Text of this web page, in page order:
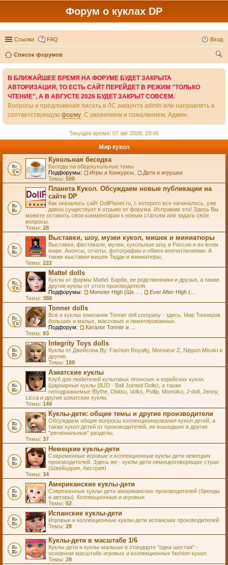
Форум о куклах DP
Ссылки FAQ Вход
Список форумов
В БЛИЖАЙШЕЕ ВРЕМЯ НА ФОРУМЕ БУДЕТ ЗАКРЫТА
АВТОРИЗАЦИЯ, ТО ЕСТЬ САЙТ ПЕРЕЙДЕТ В РЕЖИМ "ТОЛЬКО
ЧТЕНИЕ", А В АВГУСТЕ 2026 БУДЕТ ЗАКРЫТ СОВСЕМ.
Вопросы и предложения писать в ЛС аккаунта admin или направлять в
соответствующую форму. С уважением и сожалением, Админ.
Текущее время: 07 авг 2026, 23:46
Мир кукол
Кукольная беседка
Беседы на общекукольные темы
Подфорумы:
Игры и Конкурсы
Дети и игрушки
Темы: 500
Планета Кукол. Обсуждаем новые публикации на
сайте DP
Как оказалось сайт DollPlanet.ru, с которого все начиналось, уже
давно существует в отрыве от форума. Исправим это! Здесь Вы
можете оставить свои комментарии к новым статьям или задать свои
вопросы.
Темы: 28
Выставки, шоу, музеи кукол, мишек и миниатюры
Выставки, фестивали, музеи, кукольные шоу в России и во всем
мире. Анонсы, отчеты, фотографии и обмен впечатлениями. А
также выставки мишек Тедди и миниатюры.
Темы: 222
Mattel dolls
Куклы от фирмы Mattel. Барби, ее родственники и друзья, а также
другие куклы от этого производителя.
Подфорумы:
Темы: 388
Tonner dolls
Всё о куклах компании Tonner doll company - здесь. Мир Тоннеров
больших и малых, массовых и лимитированных.
Подфорум:
Темы: 93
Integrity Toys dolls
Куклы от Джейсона Ву: Fashion Royalty, Monsieur Z, Nippon Misaki и
другие.
Темы: 188
Азиатские куклы
Клуб для любителей культовых японских и корейских кукол.
Шарнирные куклы (BJD - Ball Jointed Dolls), а также
неподражаемые Blythe, Obitsu, Volks, Pullip, Momoko, J-doll, Jenny,
Licca и другие азиатские куклы.
Темы: 149
Куклы-дети: общие темы и другие производители
Обсуждаем общие вопросы коллекционирования кукол-детей, а
также кукол-детей от производителей, не вошедших в другие
"региональные" разделы.
Темы: 37
Немецкие куклы-дети
Современные игровые и коллекционные куклы-дети немецких
производителей. Здесь же - куклы-дети немецкоговорящих стран
(Швейцария, Австрия)
Темы: 34
Американские куклы-дети
Современные куклы-дети американских производителей (бренды
и авторы). Коллекционные и игровые
Темы: 52
Испанские куклы-дети
Игровые и коллекционные куклы-дети испанских производителей
Темы: 28
Куклы-дети в масштабе 1/6
Куклы-дети и куклы-малыши в стандарте "одна шестая" -
основном масштабе игровых и коллекционных fashion-кукол
Темы: 28